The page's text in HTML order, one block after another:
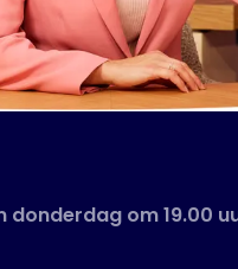
donderdag om 19.00